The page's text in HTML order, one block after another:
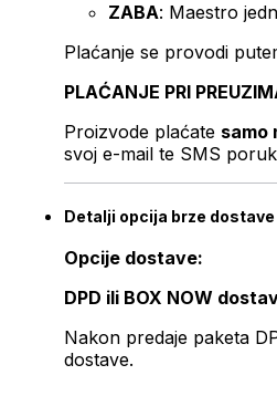
ZABA: Maestro
Plaćanje se provodi
PLAĆANJE PRI
Proizvode plaćate samo
svoj e-mail te SMS
Detalji opcija brze dostave
Opcije dostave:
DPD ili BOX NOW
Nakon predaje paketa
dostave.